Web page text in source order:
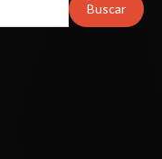
Buscar